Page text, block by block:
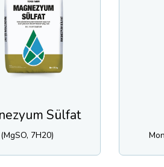
Mono Potasyum Fosfat